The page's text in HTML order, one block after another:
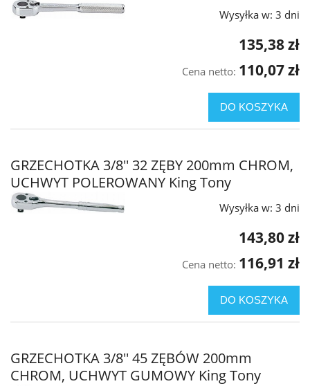
Wysyłka w: 3 dni
135,38 zł
Cena netto: 110,07 zł
DO KOSZYKA
GRZECHOTKA 3/8'' 32 ZĘBY 200mm CHROM,
UCHWYT POLEROWANY King Tony
Wysyłka w: 3 dni
143,80 zł
Cena netto: 116,91 zł
DO KOSZYKA
GRZECHOTKA 3/8'' 45 ZĘBÓW 200mm
CHROM, UCHWYT GUMOWY King Tony